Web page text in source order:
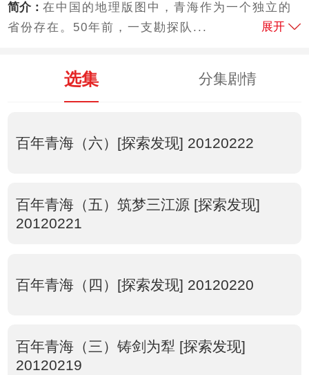
简介：在中国的地理版图中，青海作为一个独立的
省份存在。50年前，一支勘探队...
展开
选集 分集剧情
百年青海（六）[探索发现] 20120222
百年青海（五）筑梦三江源 [探索发现]
20120221
百年青海（四）[探索发现] 20120220
百年青海（三）铸剑为犁 [探索发现]
20120219